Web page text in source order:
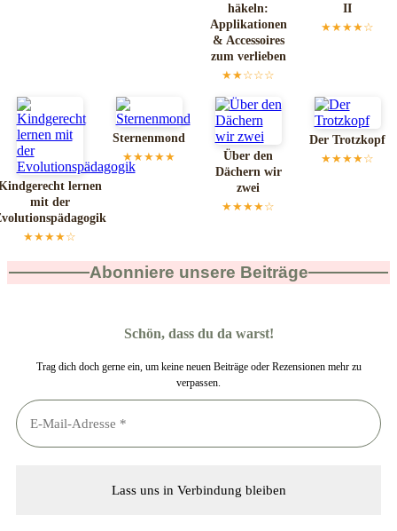
häkeln:
Applikationen
& Accessoires
zum verlieben
★★☆☆☆
II
★★★★☆
lernen
mit der
★★★★☆
Sternenmond
★★★★★
Über den
Dächern wir
zwei
★★★★☆
Der Trotzkopf
★★★★☆
Abonniere unsere Beiträge
Schön, dass du da warst!
Trag dich doch gerne ein, um keine neuen Beiträge oder Rezensionen mehr zu
verpassen.